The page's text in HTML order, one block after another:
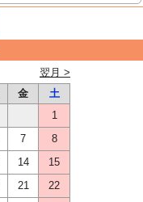
翌月 >
金
土
1
7
8
14
15
21
22